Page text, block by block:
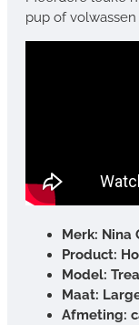
pup of
Merk: Nina
Product:
Model:
Maat:
Afmeting: